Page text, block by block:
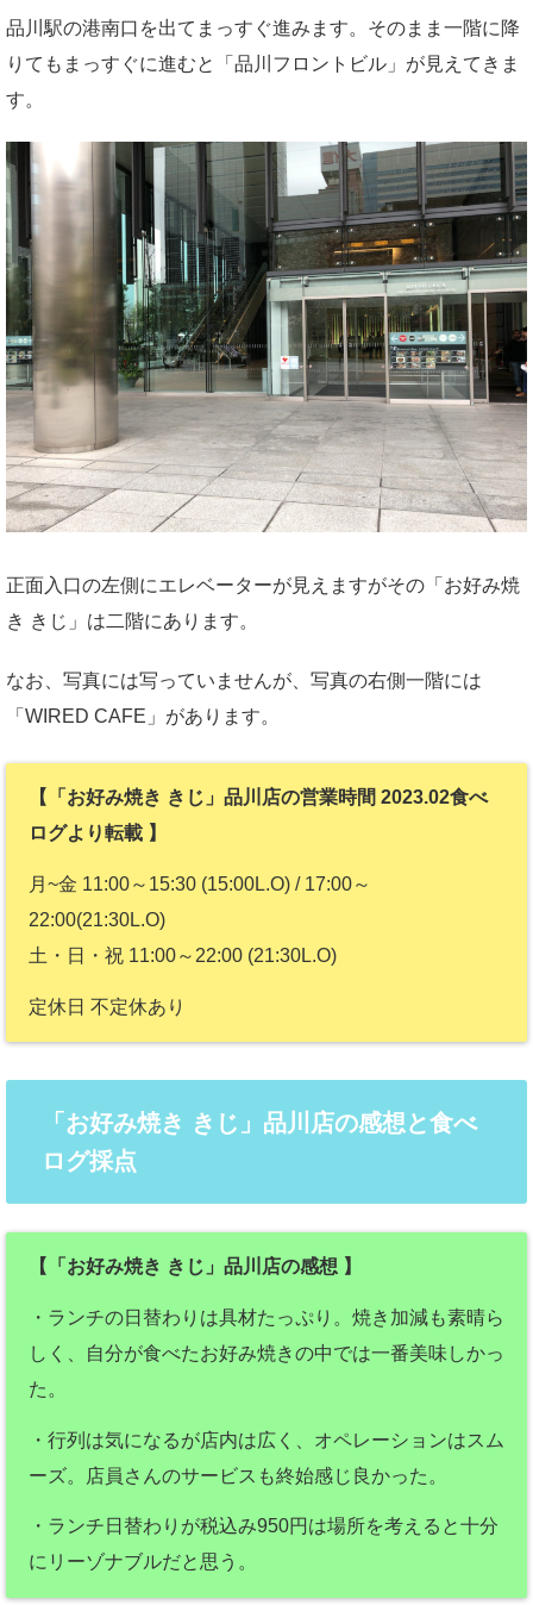
品川駅の港南口を出てまっすぐ進みます。そのまま一階に降
りてもまっすぐに進むと「品川フロントビル」が見えてきま
す。
正面入口の左側にエレベーターが見えますがその「お好み焼
き きじ」は二階にあります。
なお、写真には写っていませんが、写真の右側一階には
「WIRED CAFE」があります。
【「お好み焼き きじ」品川店の営業時間 2023.02食べ
ログより転載 】
月~金 11:00～15:30 (15:00L.O) / 17:00～
22:00(21:30L.O)
土・日・祝 11:00～22:00 (21:30L.O)
定休日 不定休あり
「お好み焼き きじ」品川店の感想と食べ
ログ採点
【「お好み焼き きじ」品川店の感想 】
・ランチの日替わりは具材たっぷり。焼き加減も素晴ら
しく、自分が食べたお好み焼きの中では一番美味しかっ
た。
・行列は気になるが店内は広く、オペレーションはスム
ーズ。店員さんのサービスも終始感じ良かった。
・ランチ日替わりが税込み950円は場所を考えると十分
にリーゾナブルだと思う。